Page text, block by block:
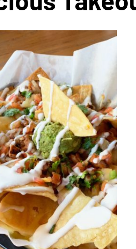
CART / DETAILS